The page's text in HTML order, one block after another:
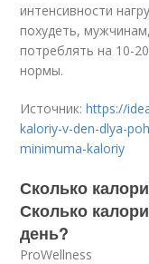
интенсивности
похудеть,
потреблять на 10-
нормы.
Источник:https://
kaloriy-v-den-dlya-
minimuma-kaloriy
Сколько
Сколько
день?
ProWellness